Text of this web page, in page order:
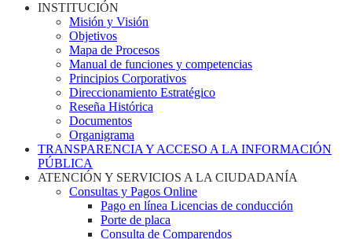
INSTITUCIÓN
Misión y Visión
Objetivos
Mapa de Procesos
Manual de funciones y competencias
Principios Corporativos
Direccionamiento Estratégico
Reseña Histórica
Documentos
Organigrama
TRANSPARENCIA Y ACCESO A LA INFORMACIÓN
PÚBLICA
ATENCIÓN Y SERVICIOS A LA CIUDADANÍA
Consultas y Pagos Online
Pago en línea Licencias de conducción
Porte de placa
Consulta de Comparendos